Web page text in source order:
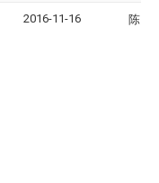
2016-11-16 陈引